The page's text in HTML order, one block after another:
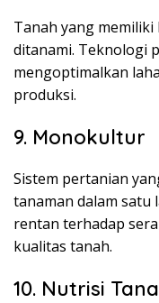
Tanah yang
ditanami. Teknologi
mengoptimalkan
produksi.
9. Monokultur
Sistem pertanian
tanaman dalam satu
rentan terhadap
kualitas tanah.
10. Nutrisi